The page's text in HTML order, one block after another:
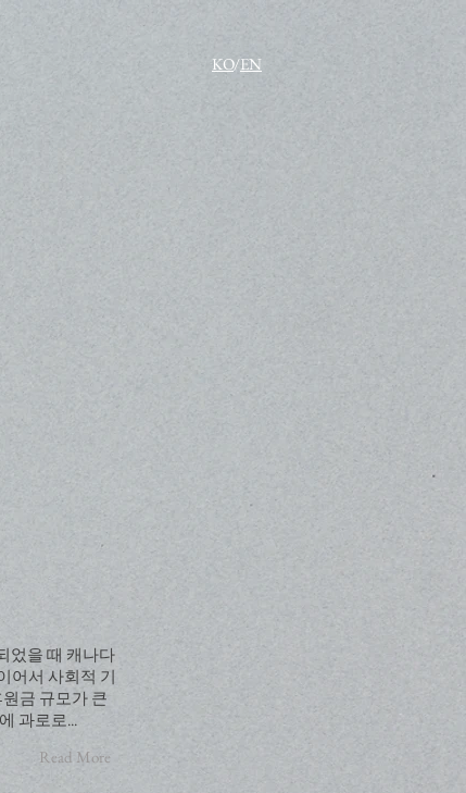
KO/EN
었을 때 캐나다
어서 사회적 기
금 규모가 큰
과로로...
Read More